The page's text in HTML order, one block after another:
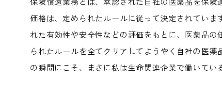
保険償還業務とは、承認された自社の医薬品を保
価格は、定められたルールに従って決定されてい
れた有効性や安全性などの評価をもとに、医薬品
られたルールを全てクリアしてようやく自社の医
の瞬間にこそ、まさに私は生命関連企業で働いてい